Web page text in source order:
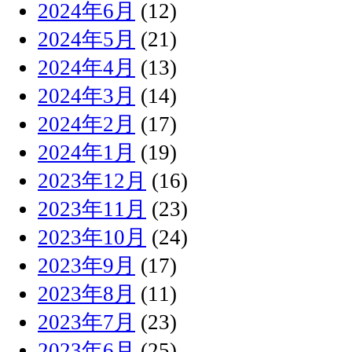
2024年6月 (12)
2024年5月 (21)
2024年4月 (13)
2024年3月 (14)
2024年2月 (17)
2024年1月 (19)
2023年12月 (16)
2023年11月 (23)
2023年10月 (24)
2023年9月 (17)
2023年8月 (11)
2023年7月 (23)